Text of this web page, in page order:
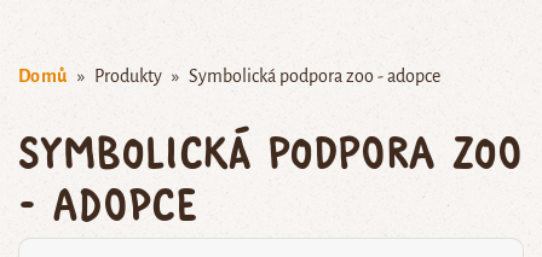
Domů Produkty Symbolická podpora zoo - adopce
Symbolická podpora zoo
- adopce